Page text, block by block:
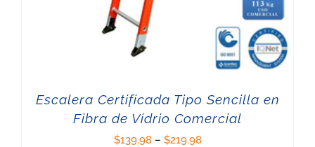
Escalera Certificada Tipo Sencilla en
Fibra de Vidrio Comercial
$139.98– $219.98